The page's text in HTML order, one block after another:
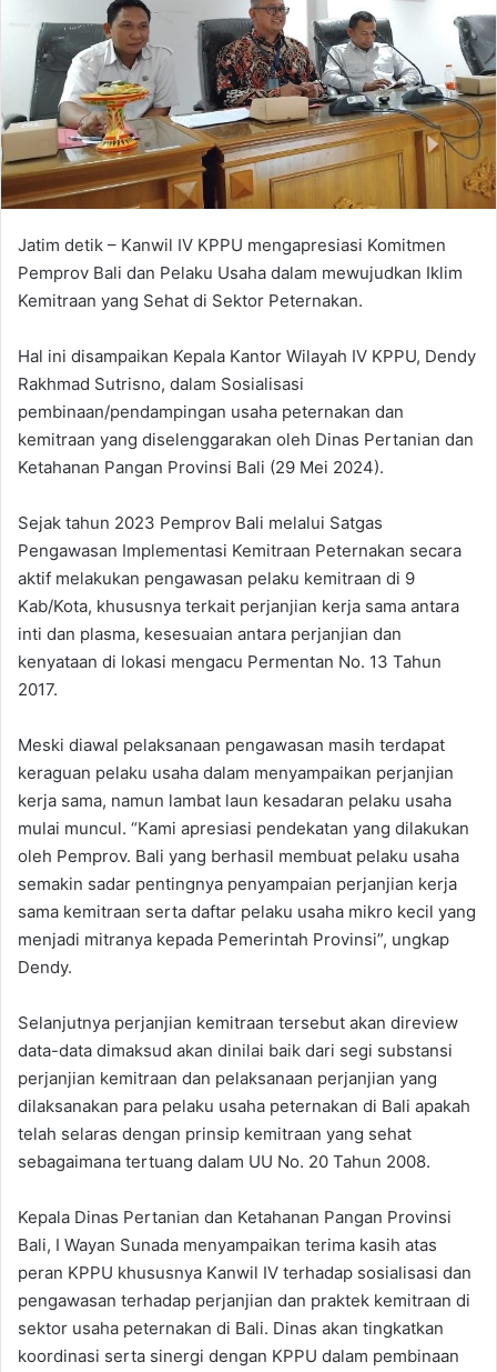
e
m
a
i
l
Jatim detik – Kanwil IV KPPU mengapresiasi Komitmen
Pemprov Bali dan Pelaku Usaha dalam mewujudkan Iklim
Kemitraan yang Sehat di Sektor Peternakan.
Hal ini disampaikan Kepala Kantor Wilayah IV KPPU, Dendy
Rakhmad Sutrisno, dalam Sosialisasi
pembinaan/pendampingan usaha peternakan dan
kemitraan yang diselenggarakan oleh Dinas Pertanian dan
Ketahanan Pangan Provinsi Bali (29 Mei 2024).
Sejak tahun 2023 Pemprov Bali melalui Satgas
Pengawasan Implementasi Kemitraan Peternakan secara
aktif melakukan pengawasan pelaku kemitraan di 9
Kab/Kota, khususnya terkait perjanjian kerja sama antara
inti dan plasma, kesesuaian antara perjanjian dan
kenyataan di lokasi mengacu Permentan No. 13 Tahun
2017.
Meski diawal pelaksanaan pengawasan masih terdapat
keraguan pelaku usaha dalam menyampaikan perjanjian
kerja sama, namun lambat laun kesadaran pelaku usaha
mulai muncul. “Kami apresiasi pendekatan yang dilakukan
oleh Pemprov. Bali yang berhasil membuat pelaku usaha
semakin sadar pentingnya penyampaian perjanjian kerja
sama kemitraan serta daftar pelaku usaha mikro kecil yang
menjadi mitranya kepada Pemerintah Provinsi”, ungkap
Dendy.
Selanjutnya perjanjian kemitraan tersebut akan direview
data-data dimaksud akan dinilai baik dari segi substansi
perjanjian kemitraan dan pelaksanaan perjanjian yang
dilaksanakan para pelaku usaha peternakan di Bali apakah
telah selaras dengan prinsip kemitraan yang sehat
sebagaimana tertuang dalam UU No. 20 Tahun 2008.
Kepala Dinas Pertanian dan Ketahanan Pangan Provinsi
Bali, I Wayan Sunada menyampaikan terima kasih atas
peran KPPU khususnya Kanwil IV terhadap sosialisasi dan
pengawasan terhadap perjanjian dan praktek kemitraan di
sektor usaha peternakan di Bali. Dinas akan tingkatkan
koordinasi serta sinergi dengan KPPU dalam pembinaan